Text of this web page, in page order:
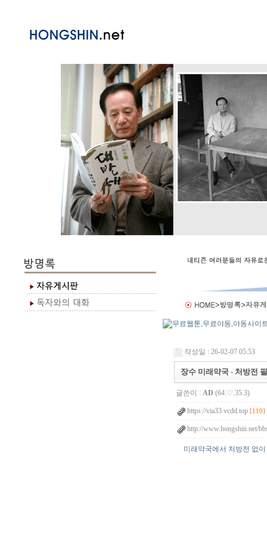
작성일 : 26-02-07 05:53
장수 미래약국 - 처방전
글쓴이 : AD (64.♡.35.3)
https://via33.vcdd.top [110]
http://www.hongshin.net/
미래약국에서 처방전 없